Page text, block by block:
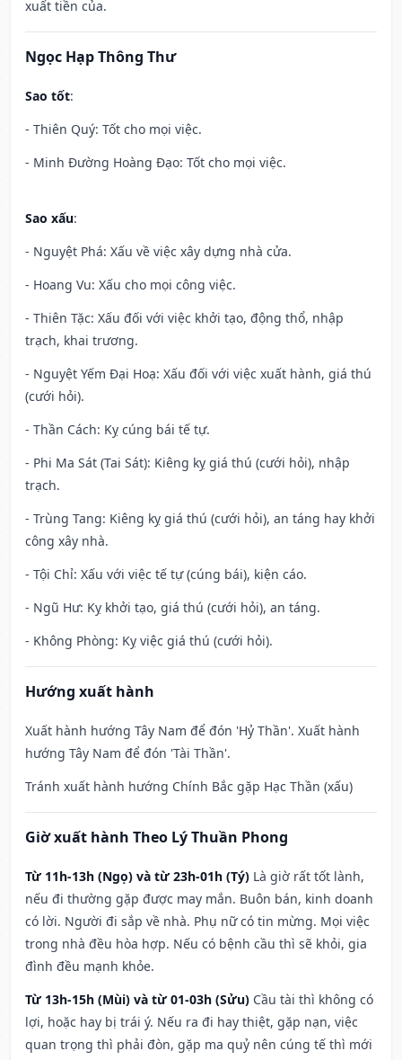
xuất tiền của.
Ngọc Hạp Thông Thư
Sao tốt:
- Thiên Quý: Tốt cho mọi việc.
- Minh Đường Hoàng Đạo: Tốt cho mọi việc.
Sao xấu:
- Nguyệt Phá: Xấu về việc xây dựng nhà cửa.
- Hoang Vu: Xấu cho mọi công việc.
- Thiên Tặc: Xấu đối với việc khởi tạo, động thổ, nhập
trạch, khai trương.
- Nguyệt Yếm Đại Hoạ: Xấu đối với việc xuất hành, giá thú
(cưới hỏi).
- Thần Cách: Kỵ cúng bái tế tự.
- Phi Ma Sát (Tai Sát): Kiêng kỵ giá thú (cưới hỏi), nhập
trạch.
- Trùng Tang: Kiêng kỵ giá thú (cưới hỏi), an táng hay khởi
công xây nhà.
- Tội Chỉ: Xấu với việc tế tự (cúng bái), kiện cáo.
- Ngũ Hư: Kỵ khởi tạo, giá thú (cưới hỏi), an táng.
- Không Phòng: Kỵ việc giá thú (cưới hỏi).
Hướng xuất hành
Xuất hành hướng Tây Nam để đón 'Hỷ Thần'. Xuất hành
hướng Tây Nam để đón 'Tài Thần'.
Tránh xuất hành hướng Chính Bắc gặp Hạc Thần (xấu)
Giờ xuất hành Theo Lý Thuần Phong
Từ 11h-13h (Ngọ) và từ 23h-01h (Tý) Là giờ rất tốt lành,
nếu đi thường gặp được may mắn. Buôn bán, kinh doanh
có lời. Người đi sắp về nhà. Phụ nữ có tin mừng. Mọi việc
trong nhà đều hòa hợp. Nếu có bệnh cầu thì sẽ khỏi, gia
đình đều mạnh khỏe.
Từ 13h-15h (Mùi) và từ 01-03h (Sửu) Cầu tài thì không có
lợi, hoặc hay bị trái ý. Nếu ra đi hay thiệt, gặp nạn, việc
quan trọng thì phải đòn, gặp ma quỷ nên cúng tế thì mới